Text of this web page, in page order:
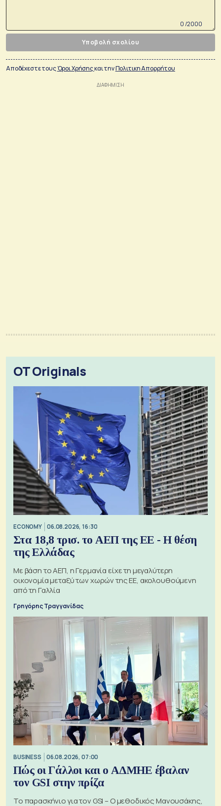
0 /2000
Υποβολή σχολίου
Αποδέχεστε τουςΌροι Χρήσηςκαι τηνΠολιτικη Απορρήτου
OT Originals
ECONOMY 06.08.2026, 16:30
Στα 18,8 τρισ. το ΑΕΠ της ΕΕ - Η θέση
της Ελλάδας
Με βάση το ΑΕΠ, η Γερμανία είχε τη μεγαλύτερη
οικονομία μεταξύ των χωρών της ΕΕ, ακολουθούμενη
από τη Γαλλία
Γρηγόρης Τραγγανίδας
BUSINESS 06.08.2026, 07:00
Πώς οι Γάλλοι και ο ΑΔΜΗΕ έβαλαν
τον GSI στην πρίζα
Το παρασκήνιο για τον GSI – Ο μεθοδικός Μανουσάκης,